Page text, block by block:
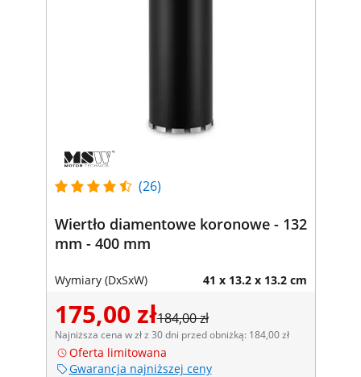
(26)
Wiertło diamentowe koronowe - 132
mm - 400 mm
Wymiary (DxSxW) 41 x 13.2 x 13.2 cm
175,00 zł184,00 zł
Najniższa cena w zł z 30 dni przed obniżką: 184,00 zł
Oferta limitowana
Gwarancja najniższej ceny